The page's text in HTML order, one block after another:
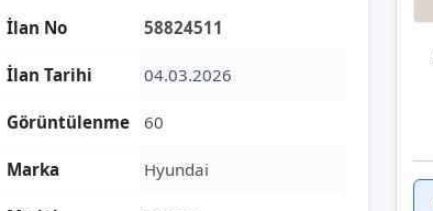
İlan No 58824511
İlan Tarihi 04.03.2026
Görüntülenme 60
Marka Hyundai